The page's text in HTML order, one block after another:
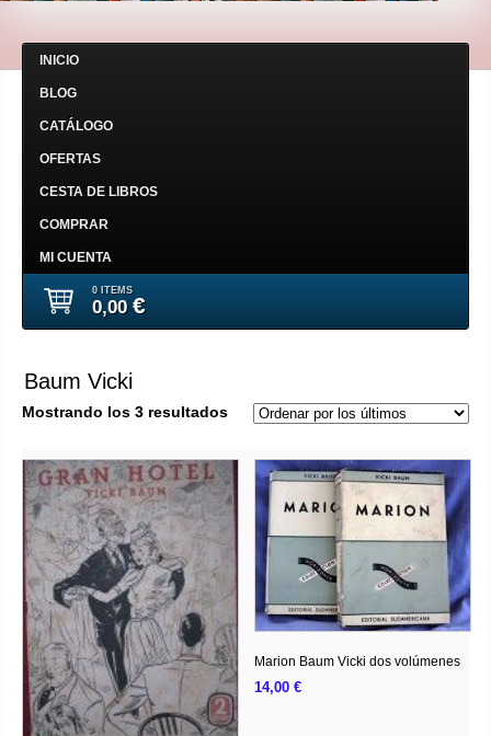
INICIO
BLOG
CATÁLOGO
OFERTAS
CESTA DE LIBROS
COMPRAR
MI CUENTA
0 ITEMS
0,00 €
Baum Vicki
Mostrando los 3 resultadosOrdenado
últimos
Marion Baum Vicki dos volúmenes
14,00€